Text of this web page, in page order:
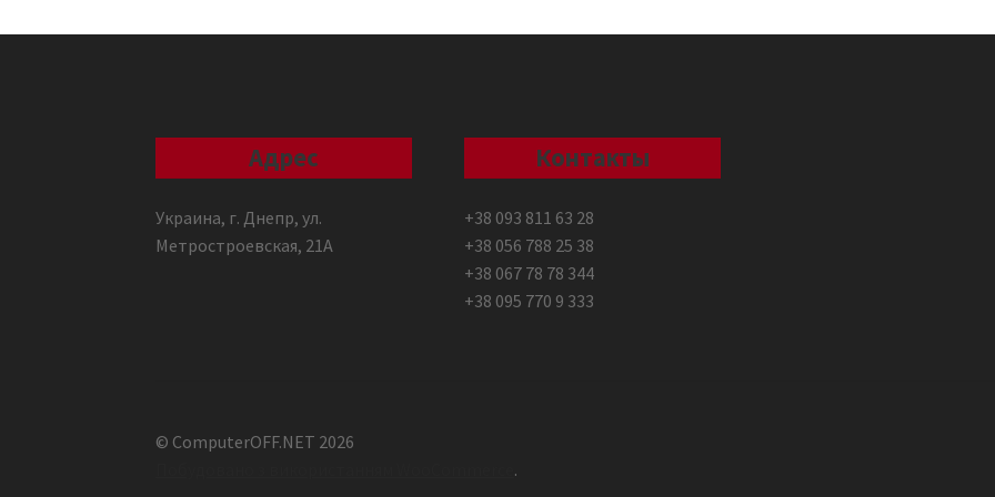
Адрес
Украина, г. Днепр, ул.
Метростроевская, 21А
Контакты
+38 093 811 63 28
+38 056 788 25 38
+38 067 78 78 344
+38 095 770 9 333
© ComputerOFF.NET 2026
.